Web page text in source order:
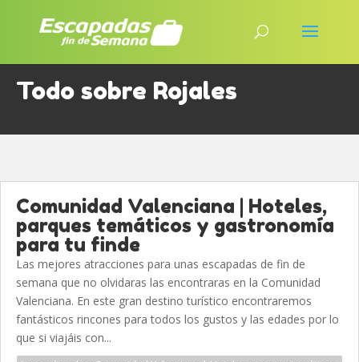
Todo sobre Rojales
Comunidad Valenciana | Hoteles,
parques temáticos y gastronomía
para tu finde
Las mejores atracciones para unas escapadas de fin de
semana que no olvidaras las encontraras en la Comunidad
Valenciana. En este gran destino turístico encontraremos
fantásticos rincones para todos los gustos y las edades por lo
que si viajáis con...